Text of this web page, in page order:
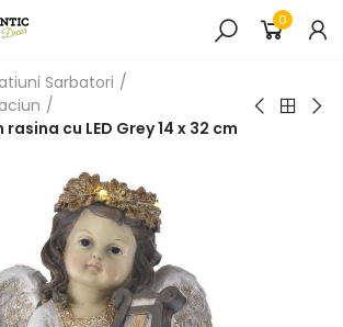
0
Sarbatori
cu LED Grey 14 x 32 cm